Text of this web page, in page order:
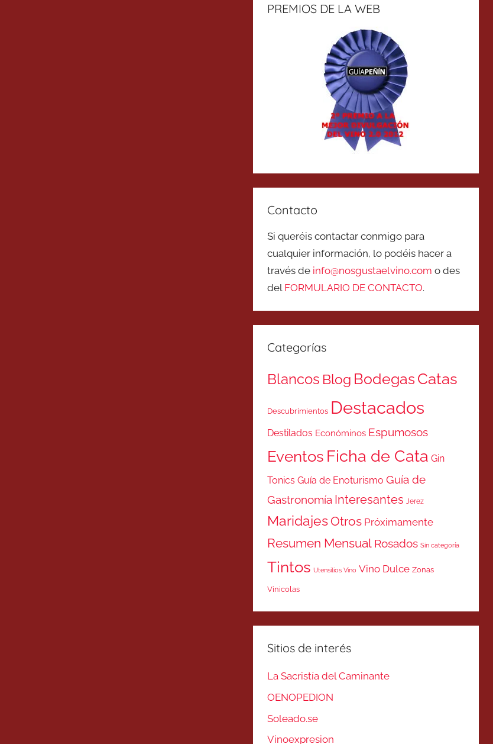
PREMIOS DE LA WEB
Contacto
Si queréis contactar conmigo para
cualquier información, lo podéis hacer a
través de info@nosgustaelvino.com o des
del FORMULARIO DE CONTACTO.
Categorías
Blancos Blog BodegasCatas
Descubrimientos Destacados
Destilados Económinos Espumosos
Eventos Ficha de Cata Gin
Tonics Guía de Enoturismo Guía de
Gastronomía Interesantes Jerez
MaridajesOtros Próximamente
Resumen Mensual Rosados Sin categoría
Tintos Utensilios Vino Vino Dulce Zonas
Vinicolas
Sitios de interés
La Sacristía del Caminante
OENOPEDION
Soleado.se
Vinoexpresion